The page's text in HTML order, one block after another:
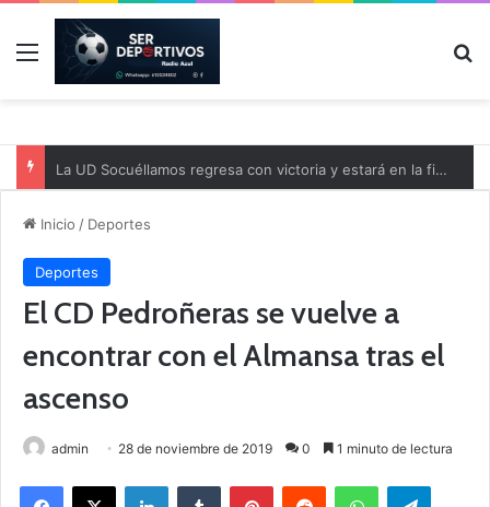
Menú
Inicio / Deportes
Deportes
El CD Pedroñeras se vuelve a
encontrar con el Almansa tras el
ascenso
admin 28 de noviembre de 2019 0 1 minuto de lectura